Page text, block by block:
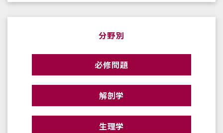
分野別
必修問題
解剖学
生理学